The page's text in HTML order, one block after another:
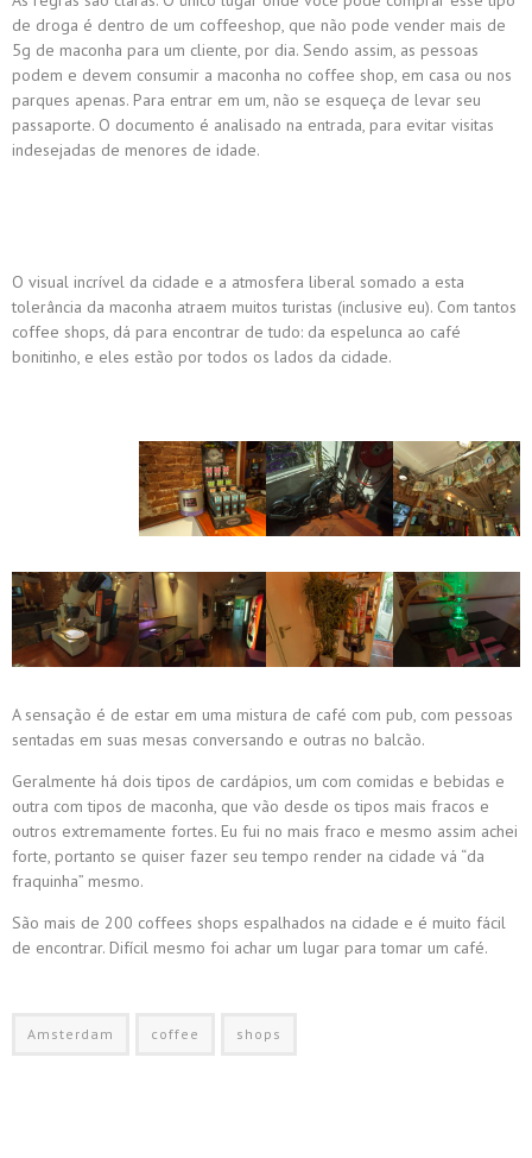
de droga é dentro de um coffeeshop, que não pode vender mais de
5g de maconha para um cliente, por dia. Sendo assim, as pessoas
podem e devem consumir a maconha no coffee shop, em casa ou nos
parques apenas. Para entrar em um, não se esqueça de levar seu
passaporte. O documento é analisado na entrada, para evitar visitas
indesejadas de menores de idade.
O visual incrível da cidade e a atmosfera liberal somado a esta
tolerância da maconha atraem muitos turistas (inclusive eu). Com tantos
coffee shops, dá para encontrar de tudo: da espelunca ao café
bonitinho, e eles estão por todos os lados da cidade.
A sensação é de estar em uma mistura de café com pub, com pessoas
sentadas em suas mesas conversando e outras no balcão.
Geralmente há dois tipos de cardápios, um com comidas e bebidas e
outra com tipos de maconha, que vão desde os tipos mais fracos e
outros extremamente fortes. Eu fui no mais fraco e mesmo assim achei
forte, portanto se quiser fazer seu tempo render na cidade vá “da
fraquinha” mesmo.
São mais de 200 coffees shops espalhados na cidade e é muito fácil
de encontrar. Difícil mesmo foi achar um lugar para tomar um café.
Amsterdam coffee shops